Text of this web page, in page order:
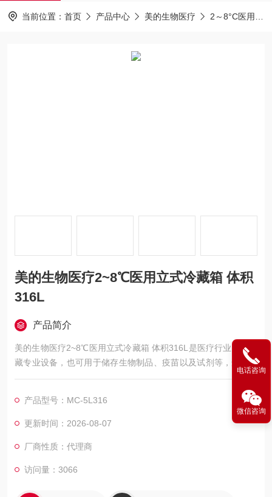
当前位置： 首页 产品中心 美的生物医疗 2～8°C医用冷藏箱
美的生物医疗2~8℃医用立式冷藏箱 体积
316L
产品简介
美的生物医疗2~8℃医用立式冷藏箱 体积316L是医疗行业药品冷
藏专业设备，也可用于储存生物制品、疫苗以及试剂等，适用于
药房、制药厂、医院、疾控中心、卫生所、各类实验室等。
产品型号：MC-5L316
更新时间：2026-08-07
厂商性质：代理商
访问量：3066
电话咨询
微信咨询